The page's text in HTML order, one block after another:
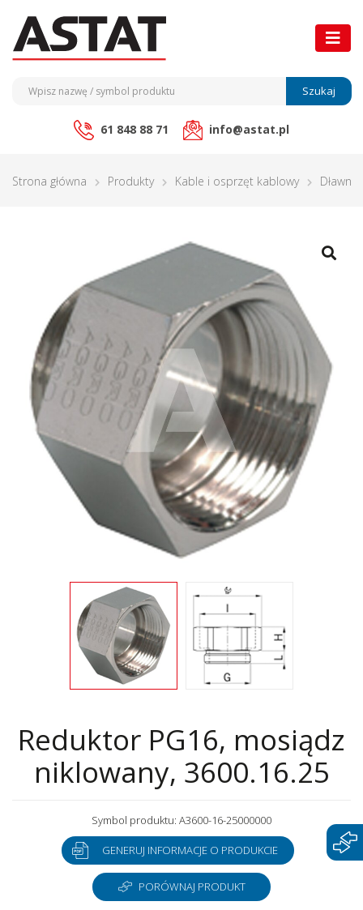
Szukaj
61 848 88 71 info@astat.pl
Strona główna Produkty Kable i osprzęt kablowy
Reduktor PG16, mosiądz
niklowany, 3600.16.25
Symbol produktu: A3600-16-25000000
GENERUJ INFORMACJE O PRODUKCIE
PORÓWNAJ PRODUKT